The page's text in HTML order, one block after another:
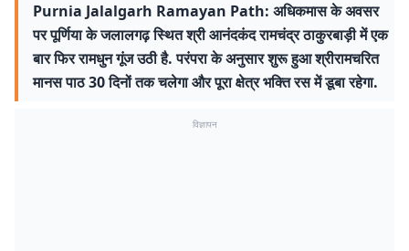
Purnia Jalalgarh Ramayan Path: अधिकमास के अवसर
पर पूर्णिया के जलालगढ़ स्थित श्री आनंदकंद रामचंद्र ठाकुरबाड़ी में एक
बार फिर रामधुन गूंज उठी है. परंपरा के अनुसार शुरू हुआ श्रीरामचरित
मानस पाठ 30 दिनों तक चलेगा और पूरा क्षेत्र भक्ति रस में डूबा रहेगा.
विज्ञापन